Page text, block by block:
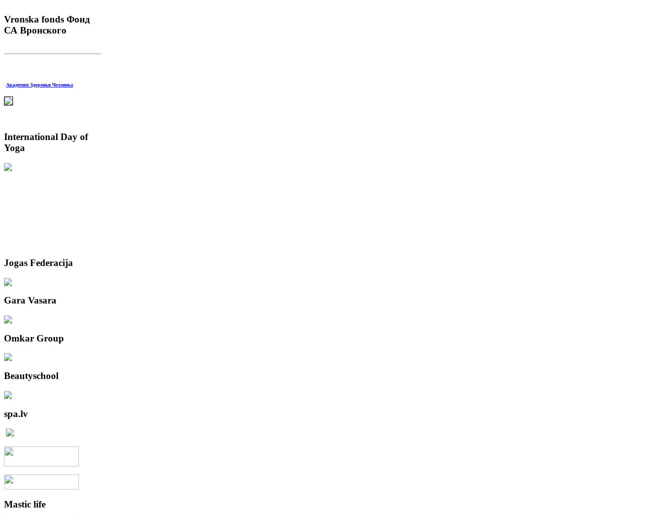
Vronska fonds Фонд
СА Вронского
Академия Здоровья Человека
International Day of
Yoga
Jogas Federacija
Gara Vasara
Omkar Group
Beautyschool
spa.lv
Mastic life